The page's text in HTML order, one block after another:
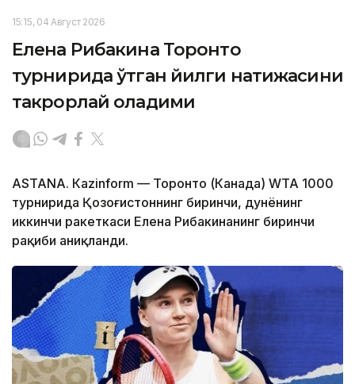
15:15, 04 Август 2026
Елена Рибакина Торонто
турнирида ўтган йилги натижасини
такрорлай оладими
ASTANА. Кazinform — Торонто (Канада) WТА 1000
турнирида Қозоғистоннинг биринчи, дунёнинг
иккинчи ракеткаси Елена Рибакинанинг биринчи
рақиби аниқланди.